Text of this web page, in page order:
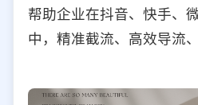
帮助企业在抖音、快手、
中，精准截流、高效导流